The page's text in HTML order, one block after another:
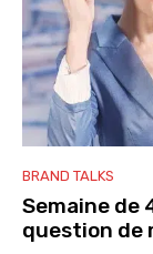
BRAND TALKS
Semaine de
question de